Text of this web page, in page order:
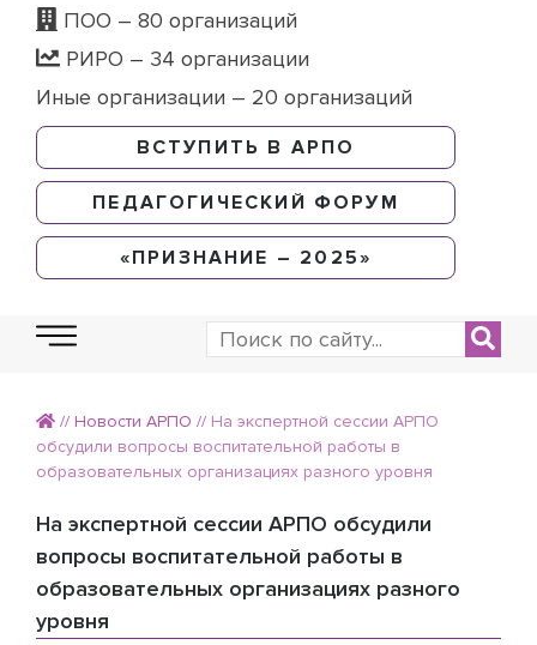
ПОО – 80 организаций
РИРО – 34 организации
Иные организации – 20 организаций
ВСТУПИТЬ В АРПО
ПЕДАГОГИЧЕСКИЙ ФОРУМ
«ПРИЗНАНИЕ – 2025»
// Новости АРПО // На экспертной сессии АРПО
обсудили вопросы воспитательной работы в
образовательных организациях разного уровня
На экспертной сессии АРПО обсудили
вопросы воспитательной работы в
образовательных организациях разного
уровня